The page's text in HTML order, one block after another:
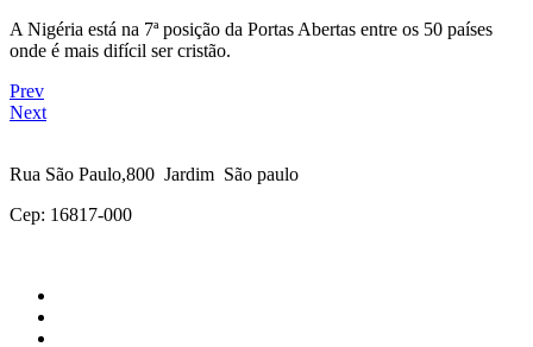
A Nigéria está na 7ª posição da Portas Abertas entre os 50 países
onde é mais difícil ser cristão.
Prev
Next
Rua São Paulo,800 Jardim São paulo
Cep: 16817-000